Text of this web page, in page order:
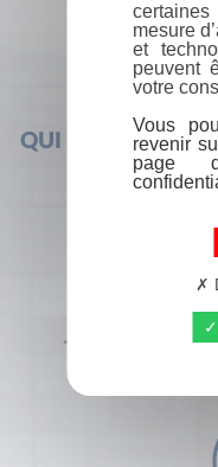
QUI SOMMES-
+33 (0) 1 44 41
mesure
et
peuvent
votre
Vous
revenir
page